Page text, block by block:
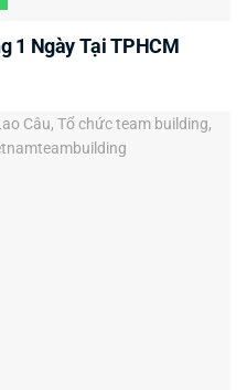
1 Ngày Tại TPHCM